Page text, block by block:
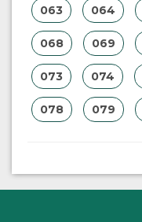
063 064
068 069
073 074
078 079